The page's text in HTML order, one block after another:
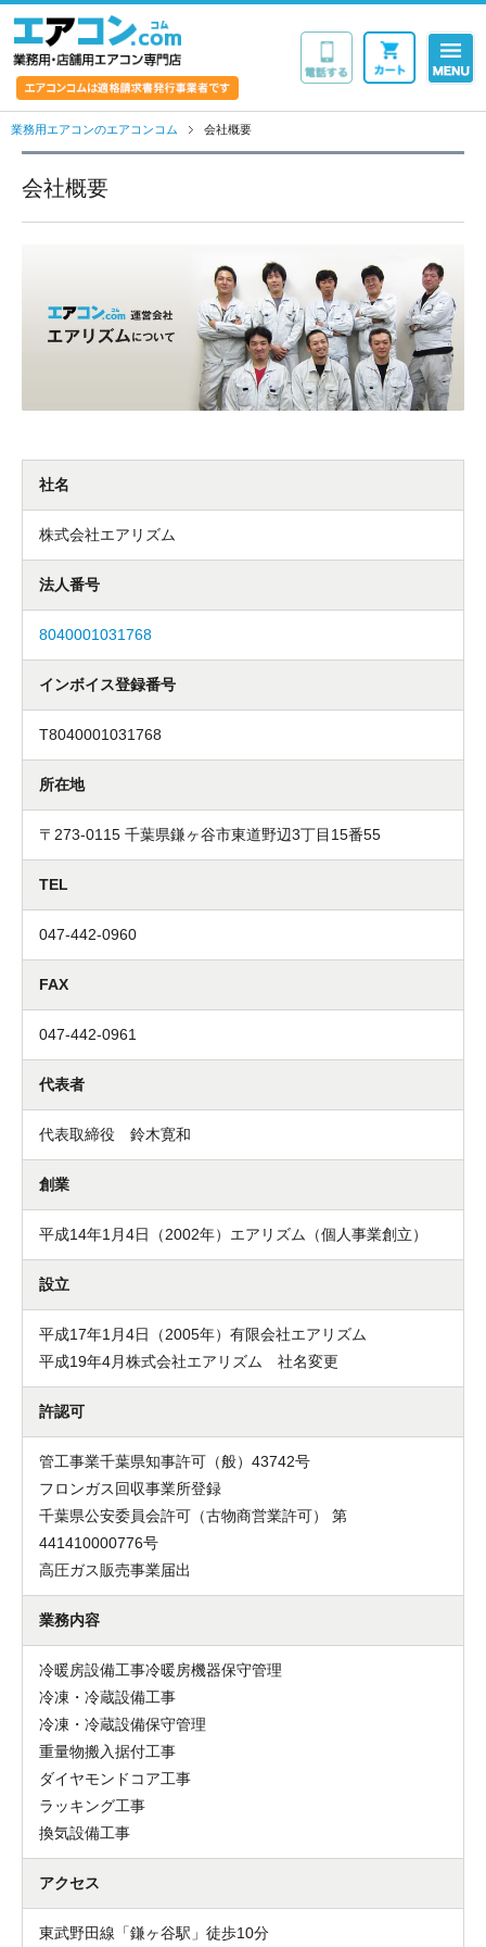
業務用エアコンのエアコンコム 会社概要
会社概要
社名
株式会社エアリズム
法人番号
8040001031768
インボイス登録番号
T8040001031768
所在地
〒273-0115 千葉県鎌ヶ谷市東道野辺3丁目15番55
TEL
047-442-0960
FAX
047-442-0961
代表者
代表取締役 鈴木寛和
創業
平成14年1月4日（2002年）エアリズム（個人事業創立）
設立
平成17年1月4日（2005年）有限会社エアリズム
平成19年4月株式会社エアリズム 社名変更
許認可
管工事業千葉県知事許可（般）43742号
フロンガス回収事業所登録
千葉県公安委員会許可（古物商営業許可） 第
441410000776号
高圧ガス販売事業届出
業務内容
冷暖房設備工事冷暖房機器保守管理
冷凍・冷蔵設備工事
冷凍・冷蔵設備保守管理
重量物搬入据付工事
ダイヤモンドコア工事
ラッキング工事
換気設備工事
アクセス
東武野田線「鎌ヶ谷駅」徒歩10分